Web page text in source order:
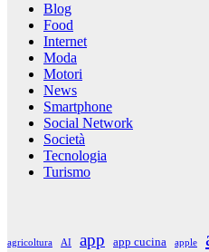
Blog
Food
Internet
Moda
Motori
News
Smartphone
Social Network
Società
Tecnologia
Turismo
agricoltura AI app app cucina apple